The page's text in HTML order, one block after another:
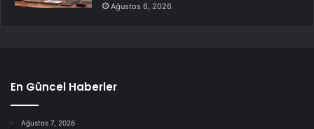
Ağustos 6, 2026
En Güncel Haberler
Ağustos 7, 2026